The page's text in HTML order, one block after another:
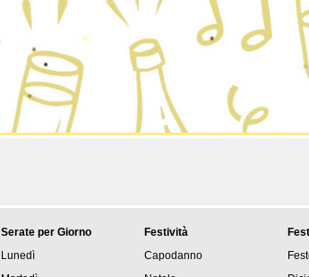
Serate per Giorno
Lunedì
Festività
Capodanno